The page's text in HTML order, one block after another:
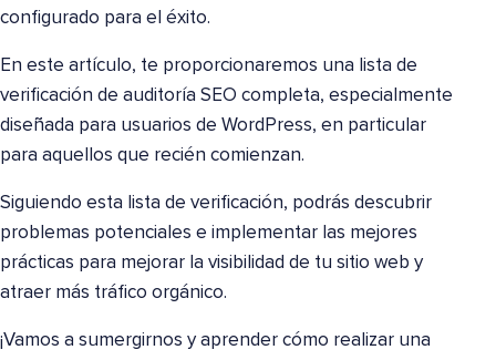
configurado para el éxito.
En este artículo, te proporcionaremos una lista de
verificación de auditoría SEO completa, especialmente
diseñada para usuarios de WordPress, en particular
para aquellos que recién comienzan.
Siguiendo esta lista de verificación, podrás descubrir
problemas potenciales e implementar las mejores
prácticas para mejorar la visibilidad de tu sitio web y
atraer más tráfico orgánico.
¡Vamos a sumergirnos y aprender cómo realizar una